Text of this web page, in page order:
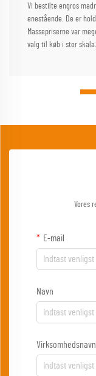
Vi bestilte engros
enestående. De er
Massepriserne var
valg til køb i stor skala.
Vores
E-mail
Navn
Virksomhedsnavn